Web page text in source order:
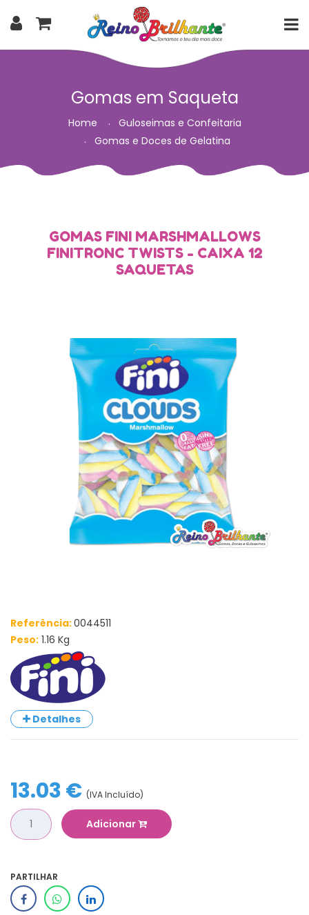
Gomas em Saqueta
Home
Guloseimas e Confeitaria
Gomas e Doces de Gelatina
GOMAS FINI MARSHMALLOWS
FINITRONC TWISTS - CAIXA 12
SAQUETAS
Referência:0044511
Peso: 1.16 Kg
Detalhes
13.03 € (IVA Incluído)
Adicionar
PARTILHAR